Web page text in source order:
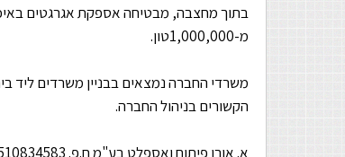
בתוך מחצבה, מבטיחה אספקת אגרגטים
מ-1,000,000טון.
משרדי החברה נמצאים בבניין משרדים ליד
הקשורים בניהול החברה.
א. אורן פיתוח ואספלט בע"מ ח.פ. 510834583